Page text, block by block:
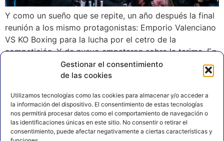
Gestionar el consentimiento
de las cookies
Utilizamos tecnologías como las cookies para almacenar y/o acceder a
la información del dispositivo. El consentimiento de estas tecnologías
nos permitirá procesar datos como el comportamiento de navegación o
las identificaciones únicas en este sitio. No consentir o retirar el
consentimiento, puede afectar negativamente a ciertas características y
Y como un sueño que se repite, un año después la final
reunión a los mismo protagonistas: Emporio Valenciano
VS KO Boxing para la lucha por el cetro de la
competición. Y de nuevo empataron sobre la tarima. En
esta ocasión 3-3. Emporio Valenciano se hizo con la
victoria tras consultar las bases del torneo […]